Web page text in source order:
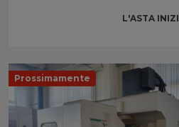
L'ASTA
Prossimamente